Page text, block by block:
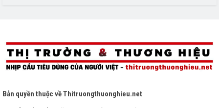
Bản quyền thuộc vềThitruongthuonghieu.net